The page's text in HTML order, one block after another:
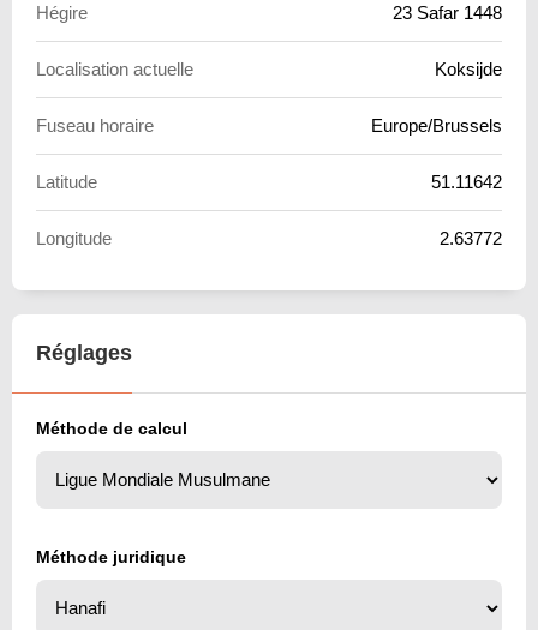
Hégire 23 Safar 1448
Localisation actuelle Koksijde
Fuseau horaire Europe/Brussels
Latitude 51.11642
Longitude 2.63772
Réglages
Méthode de calcul
Méthode juridique